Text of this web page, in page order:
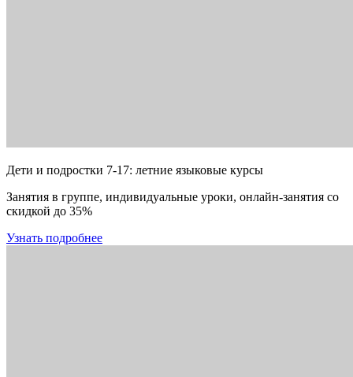
Дети и подростки 7-17: летние языковые курсы
Занятия в группе, индивидуальные уроки, онлайн-занятия со
скидкой до 35%
Узнать подробнее